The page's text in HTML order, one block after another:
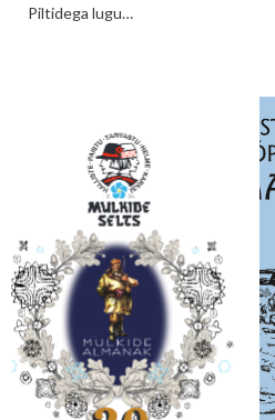
Piltidega lugu…